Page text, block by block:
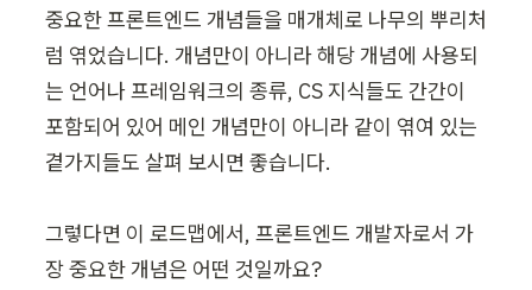
중요한 프론트엔드 개념들을 매개체로 나무의 뿌리처
럼 엮었습니다. 개념만이 아니라 해당 개념에 사용되
는 언어나 프레임워크의 종류, CS 지식들도 간간이
포함되어 있어 메인 개념만이 아니라 같이 엮여 있는
곁가지들도 살펴 보시면 좋습니다.
그렇다면 이 로드맵에서, 프론트엔드 개발자로서 가
장 중요한 개념은 어떤 것일까요?